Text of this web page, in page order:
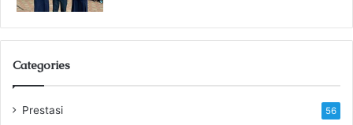
Categories
Prestasi 56